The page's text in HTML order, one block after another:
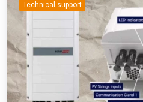
Technical support